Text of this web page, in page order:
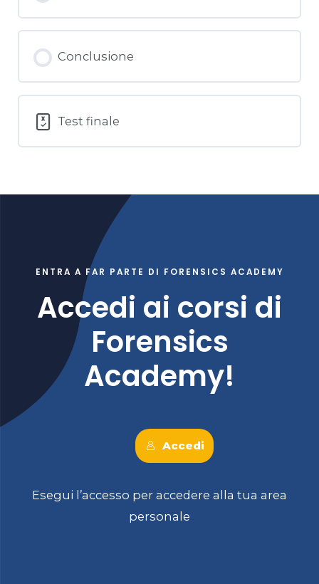
Conclusione
Test finale
ENTRA A FAR PARTE DI FORENSICS ACADEMY
Accedi ai corsi di
Forensics
Academy!
Accedi
Esegui l’accesso per accedere alla tua area
personale